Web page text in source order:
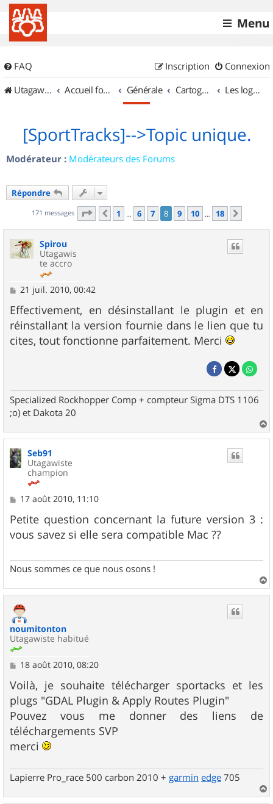
Menu
FAQ Connexion
Inscription
UtagawaVTT (Randos VTT et VTTAE avec traces GPS)
Accueil forum Générale Cartographie et GPS Les logiciels
[SportTracks]-->Topic unique.
Modérateur : Modérateurs des Forums
Répondre
171 messages Page 8sur 18
Précédent
1 … 6 7 8 9 10 … 18
Spirou
Utagawis
te accro
M
s
s
a
g
e
21 juil. 2010, 00:42
Effectivement, en désinstallant le plugin et en
réinstallant la version fournie dans le lien que tu
cites, tout fonctionne parfaitement. Merci
Specialized Rockhopper Comp + compteur Sigma DTS 1106
;o) et Dakota 20
a
u
Seb91
Utagawiste
champion
M
s
s
a
17 août 2010, 11:10
Petite question concernant la future version 3 :
vous savez si elle sera compatible Mac ??
Nous sommes ce que nous osons !
a
noumitonton
Utagawiste habitué
M
s
s
a
g
e
18 août 2010, 08:20
Voilà, je souhaite télécharger sportacks et les
plugs "GDAL Plugin & Apply Routes Plugin"
Pouvez vous me donner des liens de
téléchargements SVP
merci
Lapierre Pro_race 500 carbon 2010 + garmin edge 705
a